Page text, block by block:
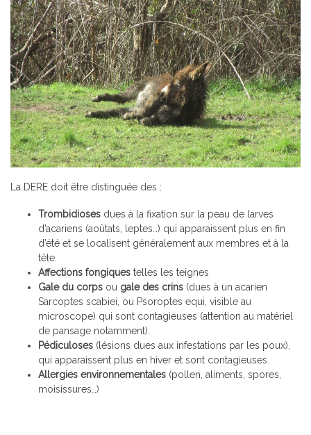
La DERE doit être distinguée des :
Trombidioses dues à la fixation sur la peau de larves
d’acariens (aoûtats, leptes…) qui apparaissent plus en fin
d’été et se localisent généralement aux membres et à la
tête.
Affections fongiques telles les teignes
Gale du corps ou gale des crins (dues à un acarien
Sarcoptes scabiei, ou Psoroptes equi, visible au
microscope) qui sont contagieuses (attention au matériel
de pansage notamment).
Pédiculoses (lésions dues aux infestations par les poux),
qui apparaissent plus en hiver et sont contagieuses.
Allergies environnementales (pollen, aliments, spores,
moisissures…)